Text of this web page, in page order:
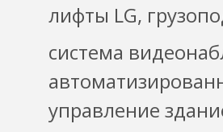
лифты LG,
система
управление